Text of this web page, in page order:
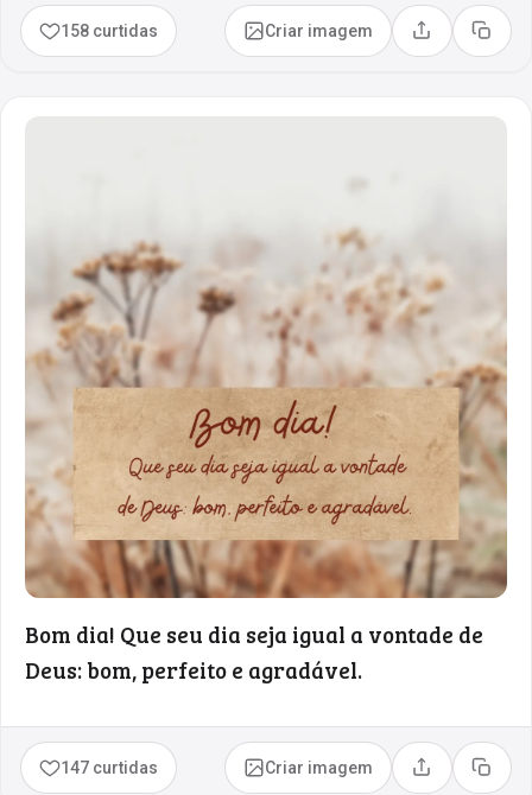
158 curtidas Criar imagem Compartilhar
Copiar
Bom dia! Que seu dia seja igual a vontade de
Deus: bom, perfeito e agradável.
147 curtidas Criar imagem Compartilhar
Copiar